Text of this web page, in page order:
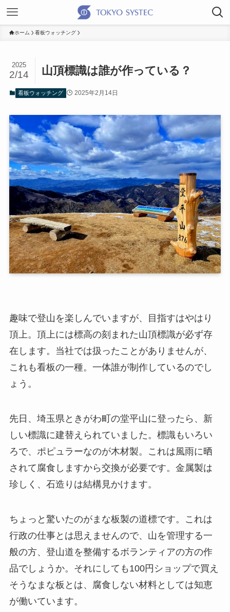
ホーム 看板ウォッチング
山頂標識は誰が作っている？
2025
2/14
看板ウォッチング 2025年2月14日
趣味で登山を楽しんでいますが、目指すはやはり
頂上。頂上には標高の刻まれた山頂標識が必ず存
在します。当社では扱ったことがありませんが、
これも看板の一種。一体誰が制作しているのでし
ょう。
先日、埼玉県ときがわ町の堂平山に登ったら、新
しい標識に建替えられていました。標識もいろい
ろで、ポピュラーなのが木材製。これは風雨に晒
されて腐食しますから交換が必要です。金属製は
珍しく、石造りは結構見かけます。
ちょっと驚いたのがまな板製の道標です。これは
行政の仕事とは思えませんので、山を管理する一
般の方、登山道を整備するボランティアの方の作
品でしょうか。それにしても100円ショップで買え
そうなまな板とは、腐食しない材料としては知恵
が働いています。